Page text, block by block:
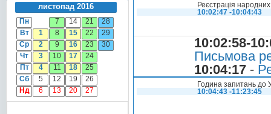
листопад 2016
Пн 7 14 21
28
Вт
1 8 15 22
29
Ср
2 9 16 23
30
Чт
3 10 17
24
Пт
4 11 18
25
Сб
5 12 19
26
Нд
6 13 20 27
Реєстрація
10:02:47 -10:04:43
10:02:58-
Письмова
10:04:17 -
Година запитань до
10:04:43 -11:23:45